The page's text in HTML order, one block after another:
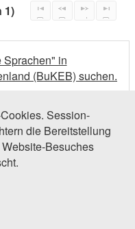
1)
Sprachen" in
(BuKEB) suchen.
Session-
die Bereitstellung
Besuches